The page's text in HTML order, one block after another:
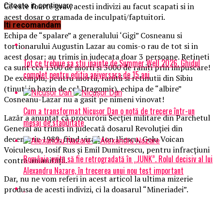
Ce este foarte grav, acesti indivizi au facut scapati si in
acest dosar o gramada de inculpati/faptuitori.
Echipa de “spalare” a generalului ‘Gigi” Cosneanu si
tortionarului Augustin Lazar au comis-o rau de tot si in
acest dosar: au trimis in judecata doar 3 persoane. Retineti
ca sunt cca 1300 de morti si 3000 de raniti prin impuscare!
De exemplu, pentru mortii, ranitii si retinutii din Sibiu
(tinuti in bazin de col Dragomir), echipa de “albire”
Cosneanu-Lazar nu a gasit pe nimeni vinovat!
Lazăr a anunțat că procurorii Secţiei militare din Parchetul
General au trimis în judecată dosarul Revoluției din
decembrie 1989, fiind vizați Ion Iliescu, Gelu Voican
Voiculescu, Iosif Rus şi Emil Dumitrescu, pentru infracţiuni
contra umanităţii.
Dar, nu ne vom referi in acest articol la ultima mizerie
produsa de acesti indivizi, ci la doasarul “Mineriadei”.
Citeste in continuare
Iti recomandam
Tot ce trebuie sa stii inainte de Summer Well 2026. Ghidul
complet pentru editia aniversara de 15 ani
Cum a transformat Nicușor Dan o notă de trecere într-un
mesaj de stabilitate
România evită să fie retrogradată în „JUNK”. Rolul decisiv al lui
Alexandru Nazare, în trecerea unui nou test important